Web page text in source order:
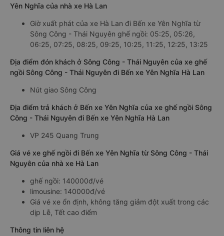
Yên Nghĩa của nhà xe Hà Lan
Giờ xuất phát của xe Hà Lan đi Bến xe Yên Nghĩa từ
Sông Công - Thái Nguyên ghế ngồi: 05:25, 05:26,
06:25, 07:25, 08:25, 09:25, 10:25, 11:25, 12:25, 13:25
Địa điểm đón khách ở Sông Công - Thái Nguyên của xe ghế
ngồi Sông Công - Thái Nguyên đi Bến xe Yên Nghĩa Hà Lan
Nút giao Sông Công
Địa điểm trả khách ở Bến xe Yên Nghĩa của xe ghế ngồi Sông
Công - Thái Nguyên đi Bến xe Yên Nghĩa Hà Lan
VP 245 Quang Trung
Giá vé xe ghế ngồi đi Bến xe Yên Nghĩa từ Sông Công - Thái
Nguyên của nhà xe Hà Lan
ghế ngồi: 140000đ/vé
limousine: 140000đ/vé
Giá vé xe ổn định, không tăng giảm đột xuất trong các
dịp Lễ, Tết cao điểm
Thông tin liên hệ